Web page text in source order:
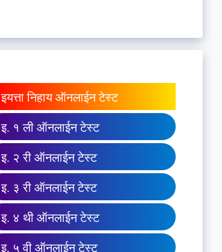
इयत्ता निहाय ऑनलाईन टेस्ट
इ. १ ली ऑनलाईन टेस्ट
इ. २ री ऑनलाईन टेस्ट
इ. ३ री ऑनलाईन टेस्ट
इ. ४ थी ऑनलाईन टेस्ट
इ. ५ वी ऑनलाईन टेस्ट